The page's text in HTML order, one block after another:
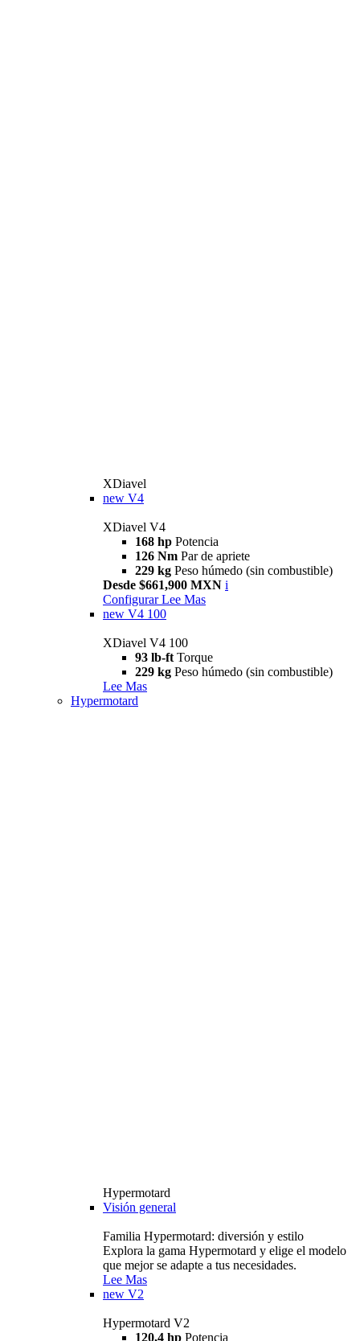
XDiavel
new V4
XDiavel V4
168 hp Potencia
126 Nm Par de apriete
229 kg Peso húmedo (sin combustible)
Desde $661,900 MXN i
Configurar Lee Mas
new V4 100
XDiavel V4 100
93 lb-ft Torque
229 kg Peso húmedo (sin combustible)
Lee Mas
Hypermotard
Hypermotard
Visión general
Familia Hypermotard: diversión y estilo
Explora la gama Hypermotard y elige el modelo
que mejor se adapte a tus necesidades.
Lee Mas
new V2
Hypermotard V2
120,4 hp Potencia